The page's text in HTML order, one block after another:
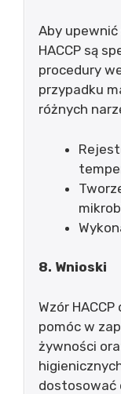
Aby
HACCP są
procedury
przypadku
różnych
8. Wnioski
Wzór
pomóc w
żywności
dostosować